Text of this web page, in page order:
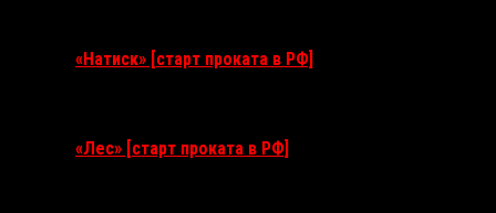
«Натиск» [старт проката в РФ]
«Лес» [старт проката в РФ]